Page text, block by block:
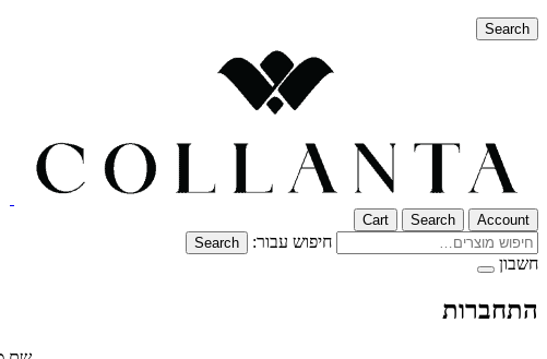
Search
Account
Search
Cart
חיפוש עבור: Search
חשבון
התחברות